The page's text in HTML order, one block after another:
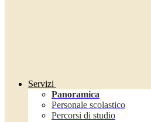
Servizi
Panoramica
Personale scolastico
Percorsi di studio